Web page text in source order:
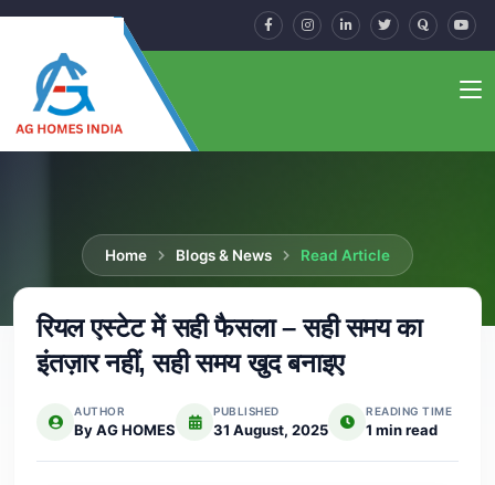
Home Blogs & News Read Article
रियल एस्टेट में सही फैसला – सही समय का
इंतज़ार नहीं, सही समय खुद बनाइए
AUTHOR
By AG HOMES
PUBLISHED
31 August, 2025
READING TIME
1 min read